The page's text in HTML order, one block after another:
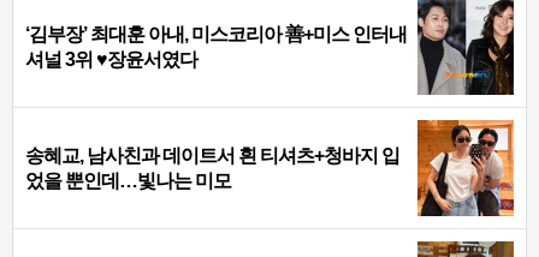
‘김부장’ 최대훈 아내, 미스코리아 善+미스 인터내
셔널 3위 ♥장윤서였다
송혜교, 남사친과 데이트서 흰 티셔츠+청바지 입
었을 뿐인데…빛나는 미모